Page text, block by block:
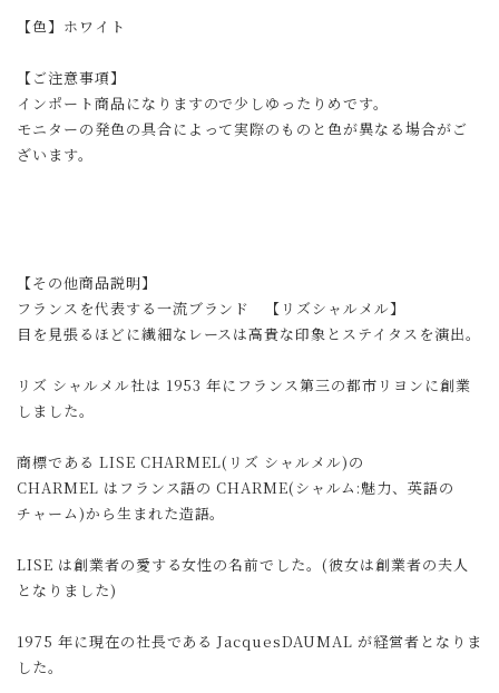
【色】ホワイト
【ご注意事項】
インポート商品になりますので少しゆったりめです。
モニターの発色の具合によって実際のものと色が異なる場合がご
ざいます。
【その他商品説明】
フランスを代表する一流ブランド 【リズシャルメル】
目を見張るほどに繊細なレースは高貴な印象とステイタスを演出。
リズ シャルメル社は 1953 年にフランス第三の都市リヨンに創業
しました。
商標である LISE CHARMEL(リズ シャルメル)の
CHARMEL はフランス語の CHARME(シャルム:魅力、英語の
チャーム)から生まれた造語。
LISE は創業者の愛する女性の名前でした。(彼女は創業者の夫人
となりました)
1975 年に現在の社長である JacquesDAUMAL が経営者となりま
した。